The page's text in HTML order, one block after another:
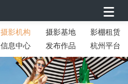
摄影机构 摄影基地
影棚租赁
信息中心 发布作品 杭州平台